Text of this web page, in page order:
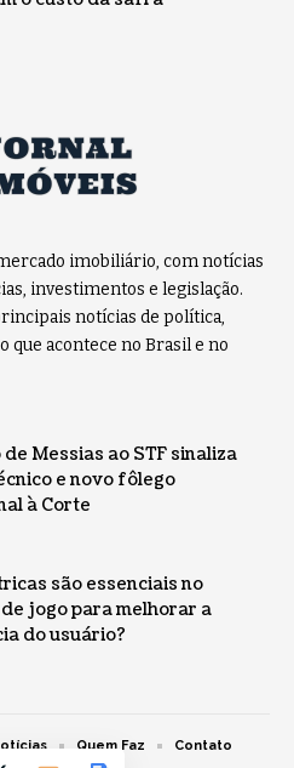
imobiliário, com notícias
investimentos e legislação.
notícias de política,
que acontece no Brasil e no
Messias ao STF sinaliza
e novo fôlego
à Corte
são essenciais no
jogo para melhorar a
do usuário?
Quem Faz Contato